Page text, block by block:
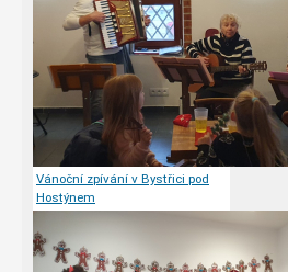
Vánoční zpívání v Bystřici pod
Hostýnem